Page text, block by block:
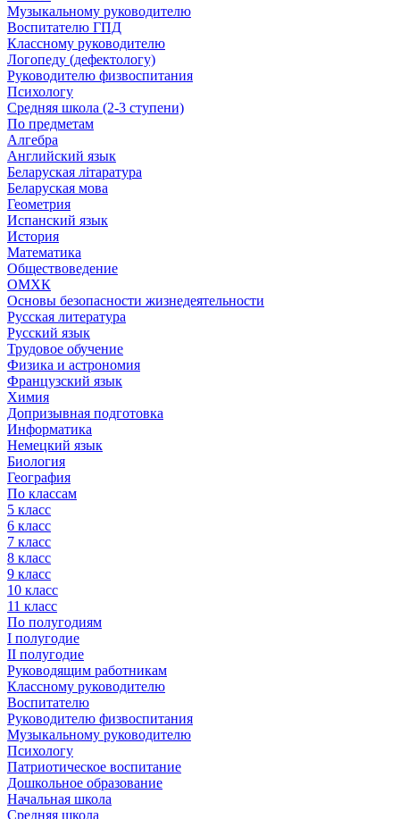
Музыкальному руководителю
Воспитателю ГПД
Классному руководителю
Логопеду (дефектологу)
Руководителю физвоспитания
Психологу
Средняя школа (2-3 ступени)
По предметам
Алгебра
Английский язык
Беларуская літаратура
Беларуская мова
Геометрия
Испанский язык
История
Математика
Обществоведение
ОМХК
Основы безопасности жизнедеятельности
Русская литература
Русский язык
Трудовое обучение
Физика и астрономия
Французский язык
Химия
Допризывная подготовка
Информатика
Немецкий язык
Биология
География
По классам
5 класс
6 класс
7 класс
8 класс
9 класс
10 класс
11 класс
По полугодиям
I полугодие
II полугодие
Руководящим работникам
Классному руководителю
Воспитателю
Руководителю физвоспитания
Музыкальному руководителю
Психологу
Патриотическое воспитание
Дошкольное образование
Начальная школа
Средняя школа